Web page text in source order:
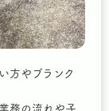
方やブランク